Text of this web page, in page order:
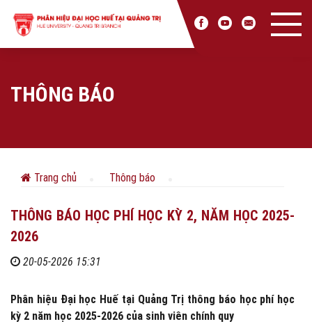
THÔNG BÁO
Trang chủ Thông báo
THÔNG BÁO HỌC PHÍ HỌC KỲ 2, NĂM HỌC 2025-
2026
20-05-2026 15:31
Phân hiệu Đại học Huế tại Quảng Trị thông báo học phí học
kỳ 2 năm học 2025-2026 của sinh viên chính quy